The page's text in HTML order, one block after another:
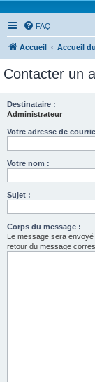
FAQ
Accueil Accueil
Contacter un
Destinataire :
Administrateur
Votre adresse de
Votre nom :
Sujet :
Corps du message :
Le message sera
retour du message